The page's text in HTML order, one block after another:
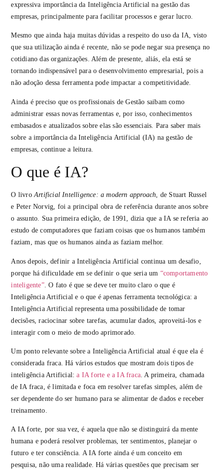
expressiva importância da Inteligência Artificial na gestão das
empresas, principalmente para facilitar processos e gerar lucro.
Mesmo que ainda haja muitas dúvidas a respeito do uso da IA, visto
que sua utilização ainda é recente, não se pode negar sua presença no
cotidiano das organizações. Além de presente, aliás, ela está se
tornando indispensável para o desenvolvimento empresarial, pois a
não adoção dessa ferramenta pode impactar a competitividade.
Ainda é preciso que os profissionais de Gestão saibam como
administrar essas novas ferramentas e, por isso, conhecimentos
embasados e atualizados sobre elas são essenciais. Para saber mais
sobre a importância da Inteligência Artificial (IA) na gestão de
empresas, continue a leitura.
O que é IA?
O livroArtificial Intelligence: a modern approach, de Stuart Russel
e Peter Norvig, foi a principal obra de referência durante anos sobre
o assunto. Sua primeira edição, de 1991, dizia que a IA se referia ao
estudo de computadores que faziam coisas que os humanos também
faziam, mas que os humanos ainda as faziam melhor.
Anos depois, definir a Inteligência Artificial continua um desafio,
porque há dificuldade em se definir o que seria um “comportamento
inteligente”. O fato é que se deve ter muito claro o que é
Inteligência Artificial e o que é apenas ferramenta tecnológica: a
Inteligência Artificial representa uma possibilidade de tomar
decisões, raciocinar sobre tarefas, acumular dados, aproveitá-los e
interagir com o meio de modo aprimorado.
Um ponto relevante sobre a Inteligência Artificial atual é que ela é
considerada fraca. Há vários estudos que mostram dois tipos de
inteligência Artificial: a IA forte e a IA fraca . A primeira, chamada
de IA fraca, é limitada e foca em resolver tarefas simples, além de
ser dependente do ser humano para se alimentar de dados e receber
treinamento.
A IA forte, por sua vez, é aquela que não se distinguirá da mente
humana e poderá resolver problemas, ter sentimentos, planejar o
futuro e ter consciência. A IA forte ainda é um conceito em
pesquisa, não uma realidade. Há várias questões que precisam ser